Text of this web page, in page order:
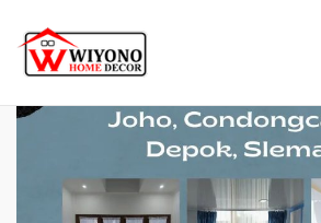
content
Beranda»Blog